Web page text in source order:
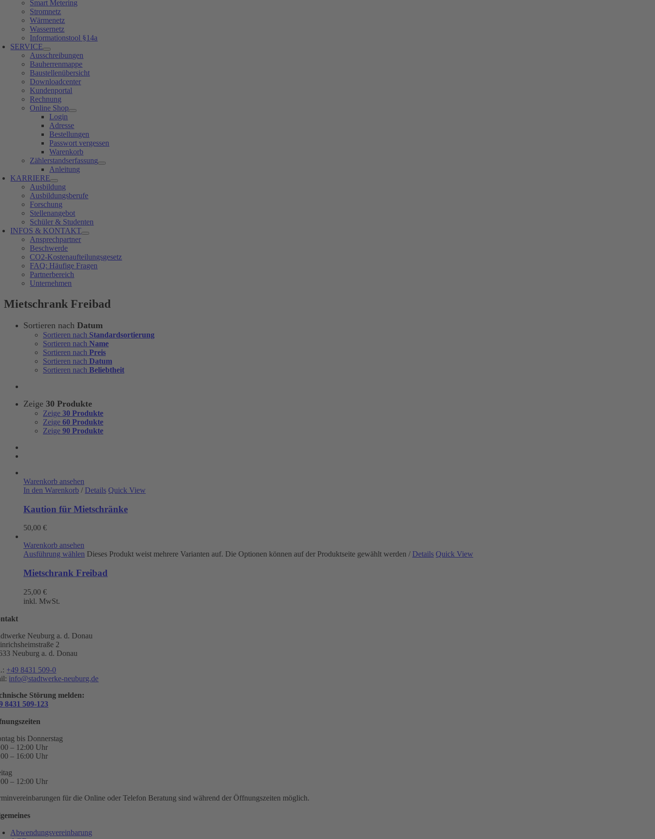
Smart Metering
Stromnetz
Wärmenetz
Wassernetz
Informationstool §14a
SERVICE
Ausschreibungen
Bauherrenmappe
Baustellenübersicht
Downloadcenter
Kundenportal
Rechnung
Online Shop
Login
Adresse
Bestellungen
Passwort vergessen
Warenkorb
Zählerstandserfassung
Anleitung
KARRIERE
Ausbildung
Ausbildungsberufe
Forschung
Stellenangebot
Schüler & Studenten
INFOS & KONTAKT
Ansprechpartner
Beschwerde
CO2-Kostenaufteilungsgesetz
FAQ: Häufige Fragen
Partnerbereich
Unternehmen
Mietschrank Freibad
Sortieren nach Datum
Sortieren nach Standardsortierung
Sortieren nach Name
Sortieren nach Preis
Sortieren nach Datum
Sortieren nach Beliebtheit
Zeige 30 Produkte
Zeige 30 Produkte
Zeige 60 Produkte
Zeige 90 Produkte
Warenkorb ansehen
In den Warenkorb / Details Quick View
Kaution für Mietschränke
50,00 €
Warenkorb ansehen
Ausführung wählen Dieses Produkt weist mehrere Varianten auf. Die Optionen können auf der Produktseite gewählt werden / Details Quick View
Mietschrank Freibad
25,00 €
inkl. MwSt.
Neuburg a. d. Donau
2
Neuburg a. d. Donau
+49 8431 509-0
info@stadtwerke-neuburg.de
Störung melden:
8431 509-123
bis Donnerstag
– 12:00 Uhr
– 16:00 Uhr
– 12:00 Uhr
für die Online oder Telefon Beratung sind während der Öffnungszeiten möglich.
Abwendungsvereinbarung